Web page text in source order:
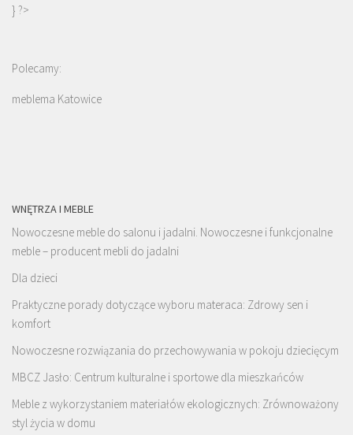
} ?>
Polecamy:
meblema Katowice
WNĘTRZA I MEBLE
Nowoczesne meble do salonu i jadalni. Nowoczesne i funkcjonalne
meble – producent mebli do jadalni
Dla dzieci
Praktyczne porady dotyczące wyboru materaca: Zdrowy sen i
komfort
Nowoczesne rozwiązania do przechowywania w pokoju dziecięcym
MBCZ Jasło: Centrum kulturalne i sportowe dla mieszkańców
Meble z wykorzystaniem materiałów ekologicznych: Zrównoważony
styl życia w domu